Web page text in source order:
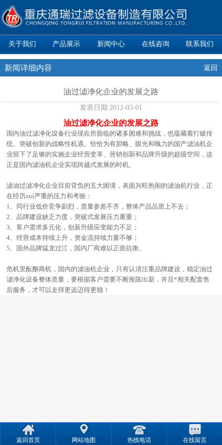
关于我们 产品展示 新闻中心 在线咨询 联系我们
新闻详细内容 返回
油过滤净化企业的发展之路
发表日期:2012-03-01
油过滤净化企业的发展之路
国内油过滤净化设备行业现在所面临的诸多困难和挑战，也蕴藏着打破传
统、突破创新的战略性机遇。恰恰为有胆略、眼光和魄力的国产滤油机企
业留下了足够的实施企业经营变革、营销创新和品牌升级的超级空间，这
正是国内滤油机企业实现跨越式发展的时机。
滤油过滤净化企业目前背负的五大困境，表面兴旺热闹的滤油机行业，正
在经历zui严重的压力和考验：
1、同行业低价竞争剧烈，质量参差不齐，整体产品品质上不去；
2、品牌建设缺乏力度，突破式发展压力重重；
3、客户需求多元化，创新升级应变能力不足；
4、经营成本持续上升，资金流持续力量不够；
5、国外品牌猛龙过江，国内厂商难以正面抗衡。
危机里酝酿商机，国内的滤油机企业，只有认清注重品牌建设，稳定油过
滤净化设备整体质量，要根据客户需要不断推陈出新，并且*相关配套售
后服务，才可以走得更远迈得更稳！
返回首页 网站地图 热线电话 在线留言